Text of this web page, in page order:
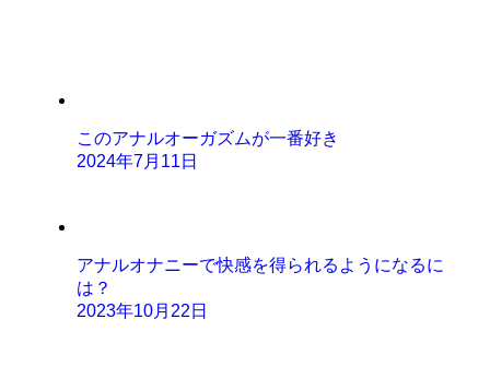
このアナルオーガズムが一番好き
2024年7月11日
アナルオナニーで快感を得られるようになるに
は？
2023年10月22日